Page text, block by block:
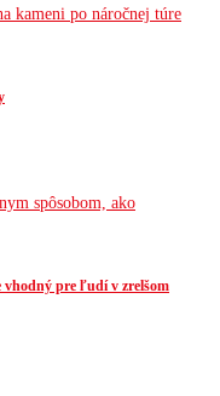
vhodný pre ľudí v zrelšom